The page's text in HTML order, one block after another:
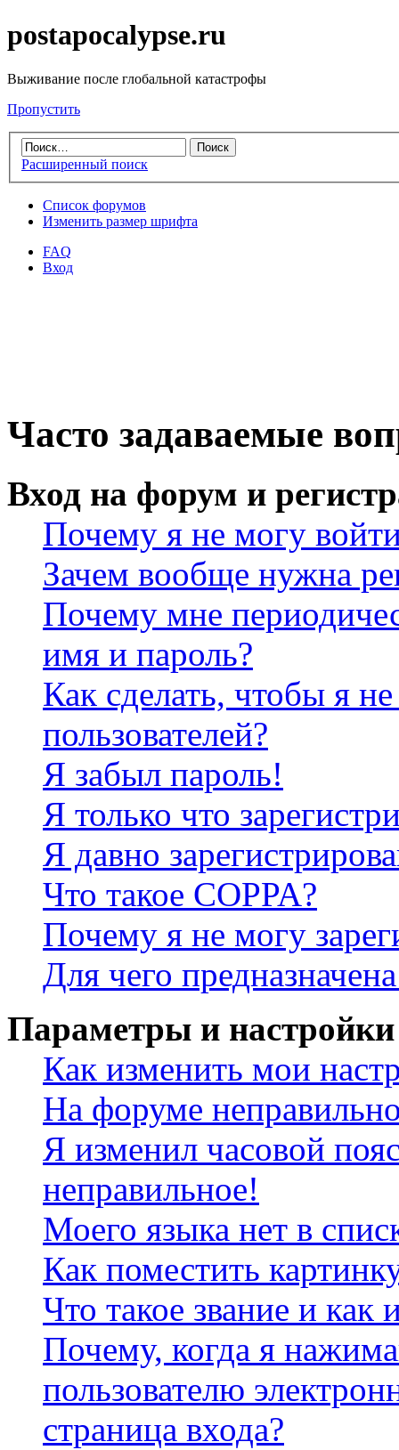
postapocalypse.ru
Выживание после глобальной катастрофы
Пропустить
Расширенный поиск
Список форумов
Изменить размер шрифта
FAQ
Вход
Часто задаваемые
Вход на форум и
Почему я не могу
Зачем вообще нужна
Почему мне
имя и пароль?
Как сделать, чтобы я
пользователей?
Я забыл пароль!
Я только что
Я давно
Что такое COPPA?
Почему я не могу
Для чего
Параметры и настройки
Как изменить мои
На форуме
Я изменил часовой
неправильное!
Моего языка нет в
Как поместить
Что такое звание и как
Почему, когда я
пользователю
страница входа?